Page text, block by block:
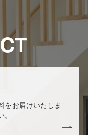
をお届けいたしま